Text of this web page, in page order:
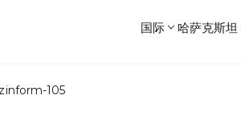
国际 哈萨克斯坦
105